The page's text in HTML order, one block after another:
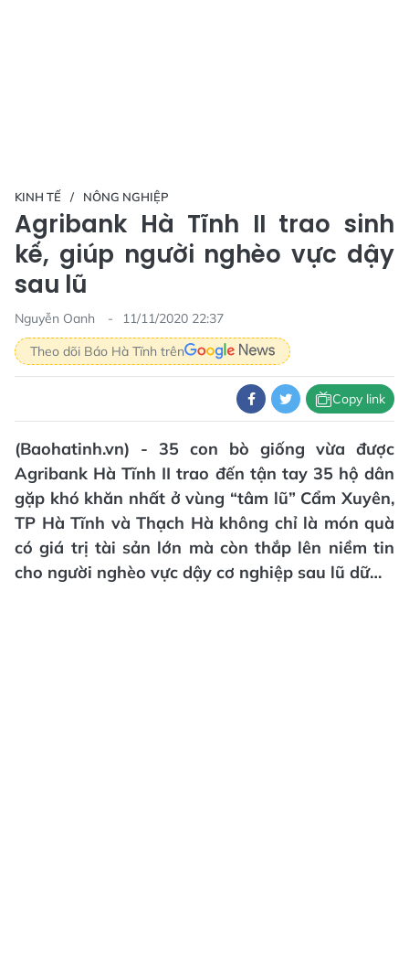
KINH TẾ NÔNG NGHIỆP
Agribank Hà Tĩnh II trao sinh
kế, giúp người nghèo vực dậy
sau lũ
Nguyễn Oanh
11/11/2020 22:37
Theo dõi Báo Hà Tĩnh trên
Copy link
(Baohatinh.vn) - 35 con bò giống vừa được
Agribank Hà Tĩnh II trao đến tận tay 35 hộ dân
gặp khó khăn nhất ở vùng “tâm lũ” Cẩm Xuyên,
TP Hà Tĩnh và Thạch Hà không chỉ là món quà
có giá trị tài sản lớn mà còn thắp lên niềm tin
cho người nghèo vực dậy cơ nghiệp sau lũ dữ…